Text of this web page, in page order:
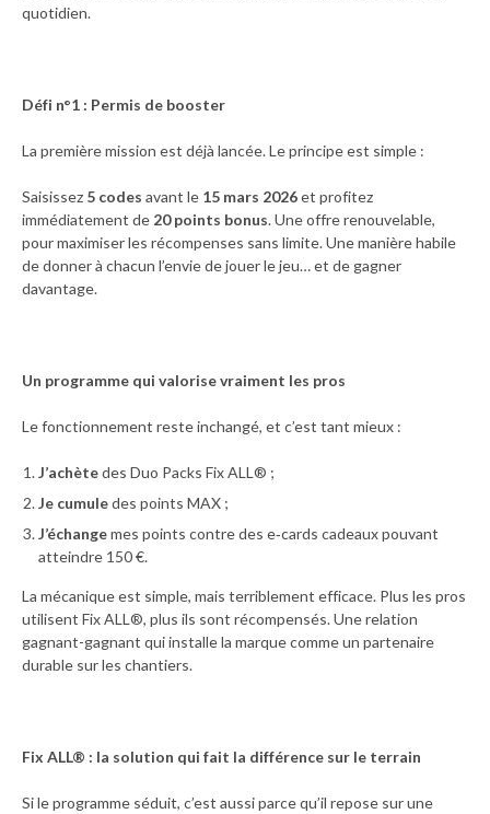
quotidien.
Défi n°1 : Permis de booster
La première mission est déjà lancée. Le principe est simple :
Saisissez 5 codes avant le 15 mars 2026et profitez
immédiatement de 20 points bonus. Une offre renouvelable,
pour maximiser les récompenses sans limite. Une manière habile
de donner à chacun l’envie de jouer le jeu… et de gagner
davantage.
Un programme qui valorise vraiment les pros
Le fonctionnement reste inchangé, et c’est tant mieux :
J’achètedes Duo Packs Fix ALL® ;
Je cumuledes points MAX ;
J’échangemes points contre des e‑cards cadeaux pouvant
atteindre 150 €.
La mécanique est simple, mais terriblement efficace. Plus les pros
utilisent Fix ALL®, plus ils sont récompensés. Une relation
gagnant-gagnant qui installe la marque comme un partenaire
durable sur les chantiers.
Fix ALL® : la solution qui fait la différence sur le terrain
Si le programme séduit, c’est aussi parce qu’il repose sur une